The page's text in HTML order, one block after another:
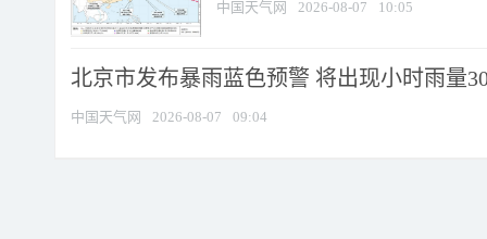
中国天气网 2026-08-07 10:05
北京市发布暴雨蓝色预警 将出现小时雨量
中国天气网 2026-08-07 09:04